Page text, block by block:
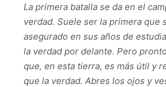
La primera batalla se da en el
verdad. Suele ser la primera que
asegurado en sus años de
la verdad por delante. Pero
que, en esta tierra, es más útil y
que la verdad. Abres los ojos y